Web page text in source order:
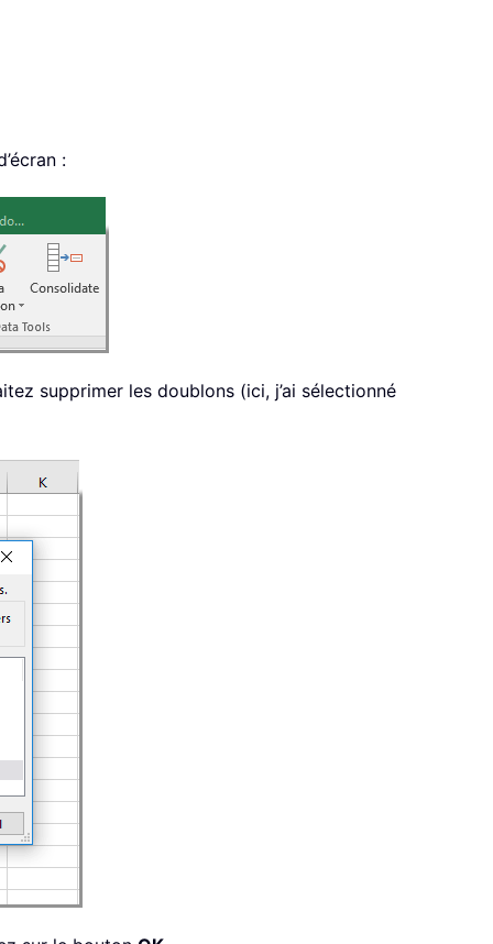
:
supprimer les doublons (ici, j’ai sélectionné